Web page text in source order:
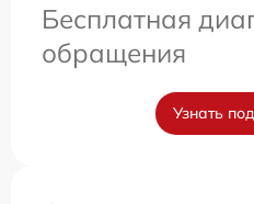
Бесплатная
обращения
Узнать